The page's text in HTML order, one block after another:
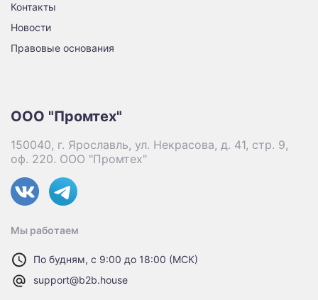
Контакты
Новости
Правовые основания
ООО "Промтех"
150040, г. Ярославль, ул. Некрасова, д. 41, стр. 9,
оф. 220. ООО "Промтех"
Мы работаем
По будням, с 9:00 до 18:00 (МСК)
support@b2b.house